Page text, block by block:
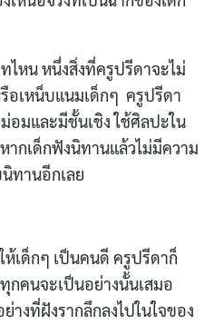
ไหน หนึ่งสิ่งที่ครูปรีดาจะไม่
อเหน็บแนมเด็กๆ ครูปรีดา
อมและมีชั้นเชิง ใช้ศิลปะใน
ากเด็กฟังนิทานแล้วไม่มีความ
ทานอีกเลย
ห้เด็กๆ เป็นคนดี ครูปรีดาก็
กคนจะเป็นอย่างนั้นเสมอ
งที่ฝังรากลึกลงไปในใจของ